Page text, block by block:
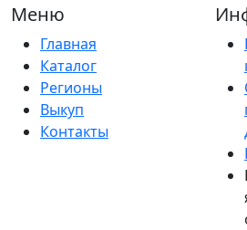
Меню
Главная
Каталог
Регионы
Выкуп
Контакты